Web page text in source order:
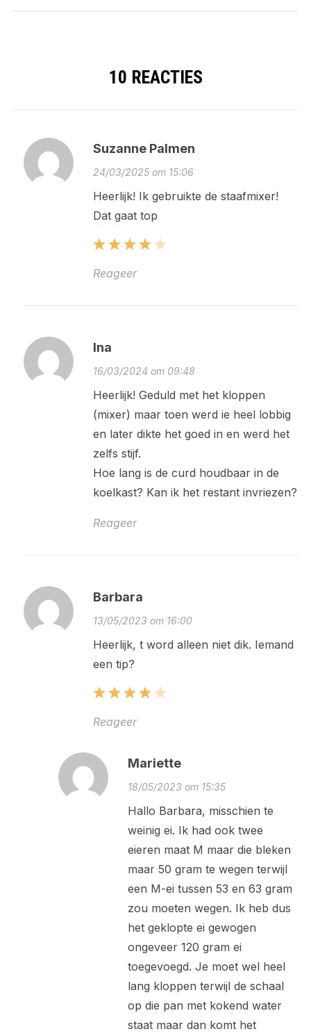
10 REACTIES
Suzanne Palmen
24/03/2025 om 15:06
Heerlijk! Ik gebruikte de staafmixer!
Dat gaat top
Reageer
Ina
16/03/2024 om 09:48
Heerlijk! Geduld met het kloppen
(mixer) maar toen werd ie heel lobbig
en later dikte het goed in en werd het
zelfs stijf.
Hoe lang is de curd houdbaar in de
koelkast? Kan ik het restant invriezen?
Reageer
Barbara
13/05/2023 om 16:00
Heerlijk, t word alleen niet dik. Iemand
een tip?
Reageer
Mariette
18/05/2023 om 15:35
Hallo Barbara, misschien te
weinig ei. Ik had ook twee
eieren maat M maar die bleken
maar 50 gram te wegen terwijl
een M-ei tussen 53 en 63 gram
zou moeten wegen. Ik heb dus
het geklopte ei gewogen
ongeveer 120 gram ei
toegevoegd. Je moet wel heel
lang kloppen terwijl de schaal
op die pan met kokend water
staat maar dan komt het